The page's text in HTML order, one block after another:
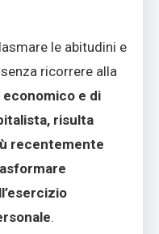
le abitudini e
ricorrere alla
economico e di
risulta
recentemente
.